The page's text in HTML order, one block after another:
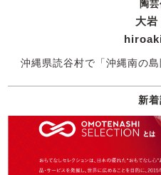
陶
大岩
沖縄県読谷村で「沖縄南の
新